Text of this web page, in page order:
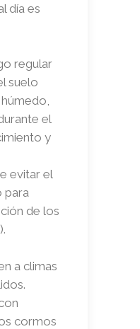
día es
regular
suelo
el
y
evitar el
para
de los
a climas
cormos